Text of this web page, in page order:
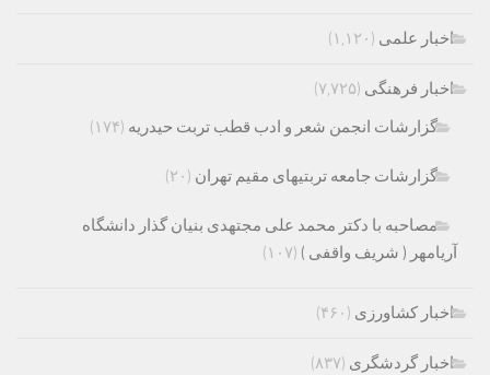
اخبار علمی (۱,۱۲۰)
اخبار فرهنگی (۷,۷۲۵)
گزارشات انجمن شعر و ادب قطب تربت حیدریه (۱۷۴)
گزارشات جامعه تربتیهای مقیم تهران (۲۰)
مصاحبه با دکتر محمد علی مجتهدی بنیان گذار دانشگاه
آریامهر ( شریف واقفی ) (۱۰۷)
اخبار کشاورزی (۴۶۰)
اخبار گردشگری (۸۳۷)